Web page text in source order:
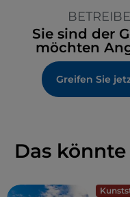
Sie sind der
möchten
Das